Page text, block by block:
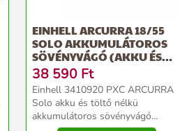
EINHELL ARCURRA 18/55
SOLO AKKUMULÁTOROS
SÖVÉNYVÁGÓ (AKKU ÉS
TÖLT...
38 590 Ft
Einhell 3410920 PXC ARCURRA
Solo akku és töltő nélkü
akkumulátoros sövényvágó